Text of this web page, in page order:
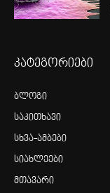
კატეგორიები
ბლოგი
საკითხავი
სხვა-ამბები
სიახლეები
მთავარი